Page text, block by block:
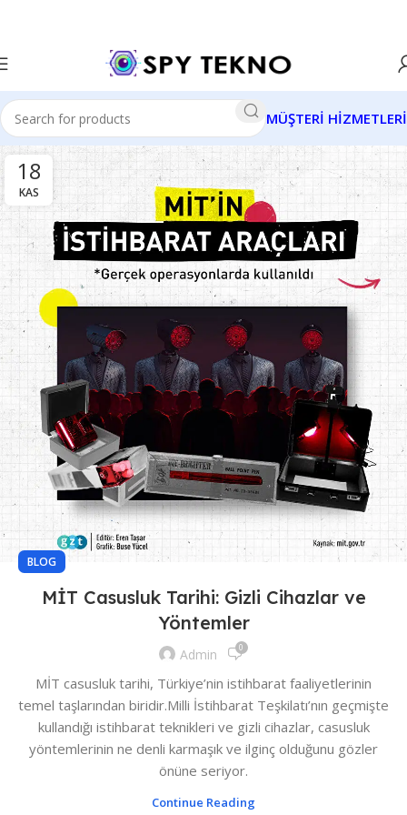
MÜŞTERİ HİZMETLERİ
18
KAS
BLOG
MİT Casusluk Tarihi: Gizli Cihazlar ve
Yöntemler
Admin 0
MİT casusluk tarihi, Türkiye’nin istihbarat faaliyetlerinin
temel taşlarından biridir.Milli İstihbarat Teşkilatı’nın geçmişte
kullandığı istihbarat teknikleri ve gizli cihazlar, casusluk
yöntemlerinin ne denli karmaşık ve ilginç olduğunu gözler
önüne seriyor.
Continue Reading